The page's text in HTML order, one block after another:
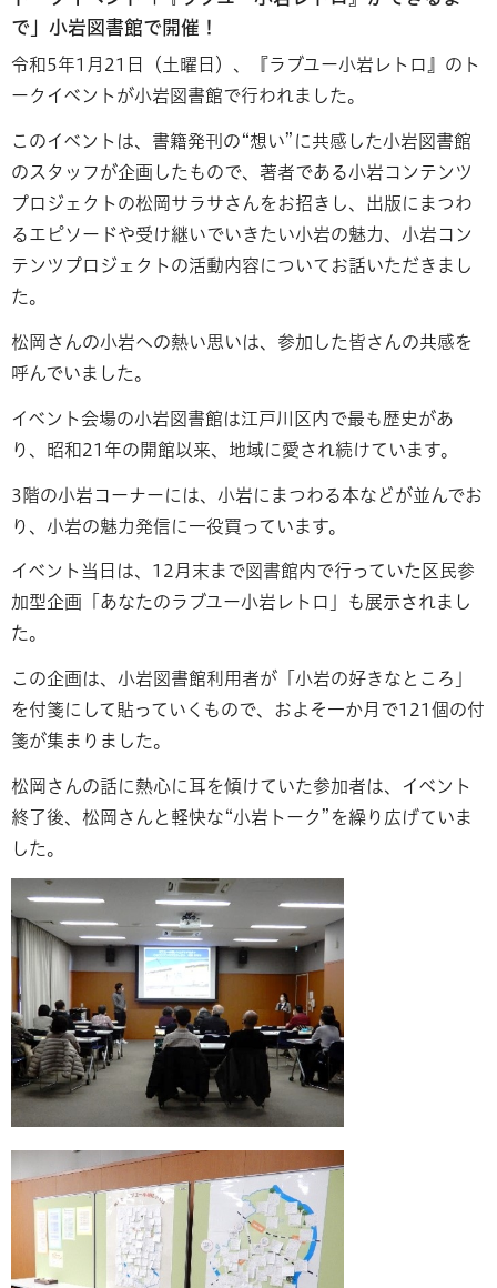
で」小岩図書館で開催！
令和5年1月21日（土曜日）、『ラブユー小岩レトロ』のト
ークイベントが小岩図書館で行われました。
このイベントは、書籍発刊の“想い”に共感した小岩図書館
のスタッフが企画したもので、著者である小岩コンテンツ
プロジェクトの松岡サラサさんをお招きし、出版にまつわ
るエピソードや受け継いでいきたい小岩の魅力、小岩コン
テンツプロジェクトの活動内容についてお話いただきまし
た。
松岡さんの小岩への熱い思いは、参加した皆さんの共感を
呼んでいました。
イベント会場の小岩図書館は江戸川区内で最も歴史があ
り、昭和21年の開館以来、地域に愛され続けています。
3階の小岩コーナーには、小岩にまつわる本などが並んでお
り、小岩の魅力発信に一役買っています。
イベント当日は、12月末まで図書館内で行っていた区民参
加型企画「あなたのラブユー小岩レトロ」も展示されまし
た。
この企画は、小岩図書館利用者が「小岩の好きなところ」
を付箋にして貼っていくもので、およそ一か月で121個の付
箋が集まりました。
松岡さんの話に熱心に耳を傾けていた参加者は、イベント
終了後、松岡さんと軽快な“小岩トーク”を繰り広げていま
した。